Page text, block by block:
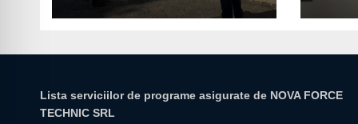
Lista serviciilor de programe asigurate de NOVA FORCE
TECHNIC SRL